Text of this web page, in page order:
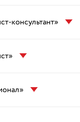
консультант»